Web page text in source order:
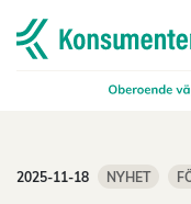
Navigera till startsidan
2025-11-18 NYHET